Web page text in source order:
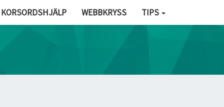
KORSORDSHJÄLP WEBBKRYSS TIPS